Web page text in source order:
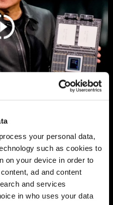
process your personal data,
such as cookies to
on your device in order to
ad and content
and services
in who uses your data
новиот дот-
златото и
обележани со големи
„Енвидија“ ја проби
од пет билиони
за нов балон, додека
доживеа остра